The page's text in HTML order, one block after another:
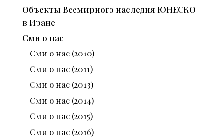
Объекты Всемирного наследия ЮНЕСКО
в Иране
Сми о нас
Сми о нас (2010)
Сми о нас (2011)
Сми о нас (2013)
Сми о нас (2014)
Сми о нас (2015)
Сми о нас (2016)